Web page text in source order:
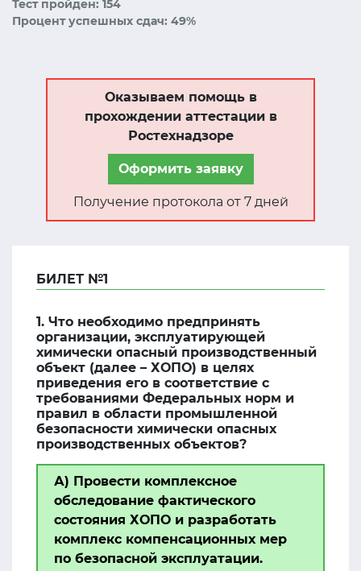
Тест пройден: 154
Процент успешных сдач: 49%
Оказываем помощь в
прохождении аттестации в
Ростехнадзоре
Оформить заявку
Получение протокола от 7 дней
БИЛЕТ №1
1. Что необходимо предпринять
организации, эксплуатирующей
химически опасный производственный
объект (далее – ХОПО) в целях
приведения его в соответствие с
требованиями Федеральных норм и
правил в области промышленной
безопасности химически опасных
производственных объектов?
А) Провести комплексное
обследование фактического
состояния ХОПО и разработать
комплекс компенсационных мер
по безопасной эксплуатации.